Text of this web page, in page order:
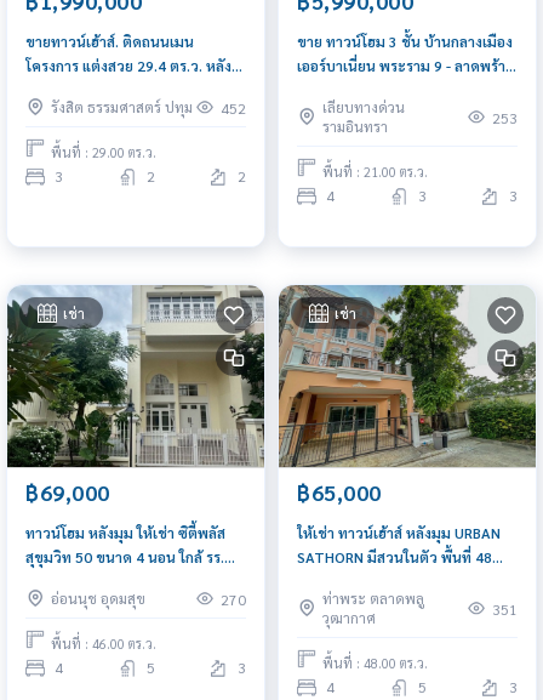
ขายทาวน์เฮ้าส์. ติดถนนเมน
โครงการ แต่งสวย 29.4 ตร.ว. หลัง
เวิลด์รังสิต ธรรมศาสตร์ ปทุม 452
พื้นที่ : 29.00 ตร.ว.
3 2 2
ขาย ทาวน์โฮม 3 ชั้น บ้านกลางเมือง
เออร์บาเนี่ยน พระราม 9 - ลาดพร้าว
นานาชาติ SISB
เลียบทางด่วน
รามอินทรา
253
พื้นที่ : 21.00 ตร.ว.
4 3 3
เช่า
฿69,000
ทาวน์โฮม หลังมุม ให้เช่า ซิตี้พลัส
สุขุมวิท 50 ขนาด 4 นอน ใกล้ รร.
ทางด่วนสุขุมวิท 50
อ่อนนุช อุดมสุข 270
พื้นที่ : 46.00 ตร.ว.
4 5 3
เช่า
฿65,000
ให้เช่า ทาวน์เฮ้าส์ หลังมุม URBAN
SATHORN มีสวนในตัว พื้นที่ 48
หว้า ท่าพระ ตลาดพลู
วุฒากาศ
351
พื้นที่ : 48.00 ตร.ว.
4 5 3